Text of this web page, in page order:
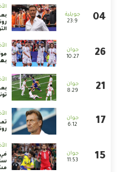
23:9
10:27
8:29
6:12
11:53
في